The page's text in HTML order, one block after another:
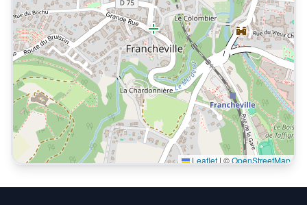
Leaflet | ©OpenStreetMap